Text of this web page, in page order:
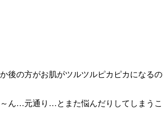
後の方がお肌がツルツルピカピカになるの
ん…元通り…とまた悩んだりしてしまうこ